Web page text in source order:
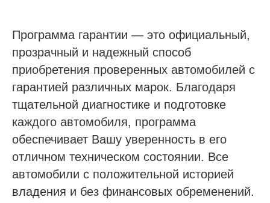
Программа гарантии — это официальный,
прозрачный и надежный способ
приобретения проверенных автомобилей с
гарантией различных марок. Благодаря
тщательной диагностике и подготовке
каждого автомобиля, программа
обеспечивает Вашу уверенность в его
отличном техническом состоянии. Все
автомобили с положительной историей
владения и без финансовых обременений.